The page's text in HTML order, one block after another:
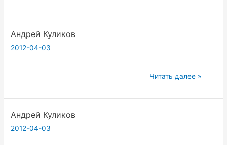
Андрей Куликов
2012-04-03
Андрей
Читать далее »
Андрей Куликов
2012-04-03